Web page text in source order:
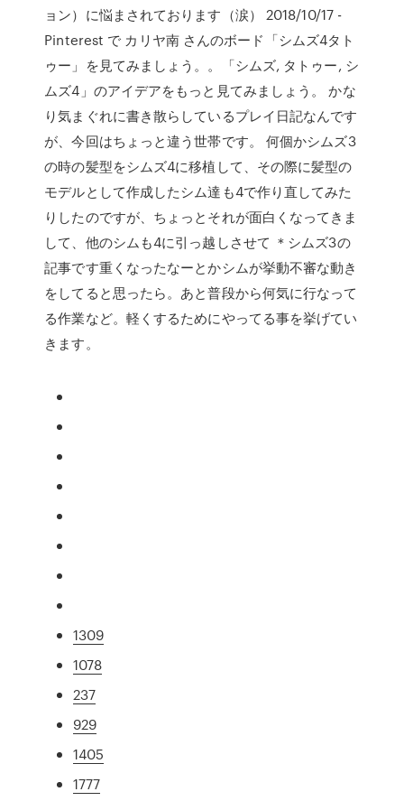
ョン）に悩まされております（涙） 2018/10/17 -
Pinterest で カリヤ南 さんのボード「シムズ4タト
ゥー」を見てみましょう。。「シムズ, タトゥー, シ
ムズ4」のアイデアをもっと見てみましょう。 かな
り気まぐれに書き散らしているプレイ日記なんです
が、今回はちょっと違う世帯です。 何個かシムズ3
の時の髪型をシムズ4に移植して、その際に髪型の
モデルとして作成したシム達も4で作り直してみた
りしたのですが、ちょっとそれが面白くなってきま
して、他のシムも4に引っ越しさせて ＊シムズ3の
記事です重くなったなーとかシムが挙動不審な動き
をしてると思ったら。あと普段から何気に行なって
る作業など。軽くするためにやってる事を挙げてい
きます。
1309
1078
237
929
1405
1777